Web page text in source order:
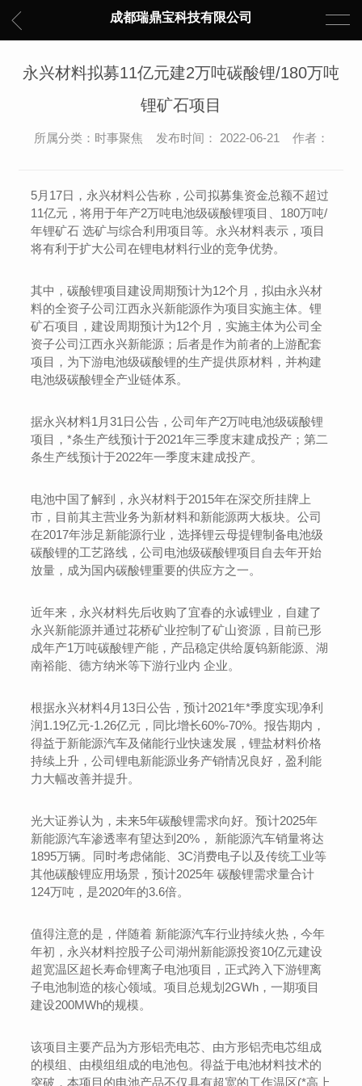
成都瑞鼎宝科技有限公司
永兴材料拟募11亿元建2万吨碳酸锂/180万吨
锂矿石项目
所属分类：时事聚焦 发布时间： 2022-06-21 作者：
5月17日，永兴材料公告称，公司拟募集资金总额不超过
11亿元，将用于年产2万吨电池级碳酸锂项目、180万吨/
年锂矿石 选矿与综合利用项目等。永兴材料表示，项目
将有利于扩大公司在锂电材料行业的竞争优势。
其中，碳酸锂项目建设周期预计为12个月，拟由永兴材
料的全资子公司江西永兴新能源作为项目实施主体。锂
矿石项目，建设周期预计为12个月，实施主体为公司全
资子公司江西永兴新能源；后者是作为前者的上游配套
项目，为下游电池级碳酸锂的生产提供原材料，并构建
电池级碳酸锂全产业链体系。
据永兴材料1月31日公告，公司年产2万吨电池级碳酸锂
项目，*条生产线预计于2021年三季度末建成投产；第二
条生产线预计于2022年一季度末建成投产。
电池中国了解到，永兴材料于2015年在深交所挂牌上
市，目前其主营业务为新材料和新能源两大板块。公司
在2017年涉足新能源行业，选择锂云母提锂制备电池级
碳酸锂的工艺路线，公司电池级碳酸锂项目自去年开始
放量，成为国内碳酸锂重要的供应方之一。
近年来，永兴材料先后收购了宜春的永诚锂业，自建了
永兴新能源并通过花桥矿业控制了矿山资源，目前已形
成年产1万吨碳酸锂产能，产品稳定供给厦钨新能源、湖
南裕能、德方纳米等下游行业内 企业。
根据永兴材料4月13日公告，预计2021年*季度实现净利
润1.19亿元-1.26亿元，同比增长60%-70%。报告期内，
得益于新能源汽车及储能行业快速发展，锂盐材料价格
持续上升，公司锂电新能源业务产销情况良好，盈利能
力大幅改善并提升。
光大证券认为，未来5年碳酸锂需求向好。预计2025年
新能源汽车渗透率有望达到20%， 新能源汽车销量将达
1895万辆。同时考虑储能、3C消费电子以及传统工业等
其他碳酸锂应用场景，预计2025年 碳酸锂需求量合计
124万吨，是2020年的3.6倍。
值得注意的是，伴随着 新能源汽车行业持续火热，今年
年初，永兴材料控股子公司湖州新能源投资10亿元建设
超宽温区超长寿命锂离子电池项目，正式跨入下游锂离
子电池制造的核心领域。项目总规划2GWh，一期项目
建设200MWh的规模。
该项目主要产品为方形铝壳电芯、由方形铝壳电芯组成
的模组、由模组组成的电池包。得益于电池材料技术的
突破，本项目的电池产品不仅具有超宽的工作温区(*高上